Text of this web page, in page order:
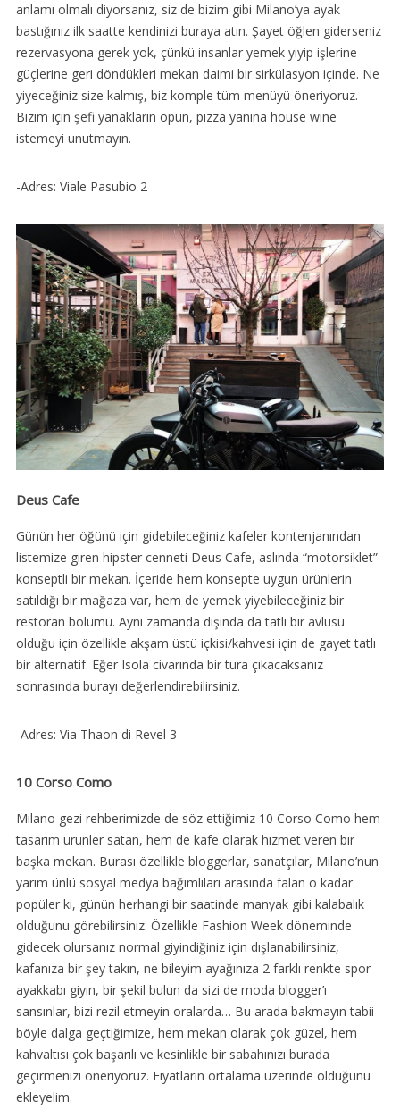
anlamı olmalı diyorsanız, siz de bizim gibi Milano’ya ayak
bastığınız ilk saatte kendinizi buraya atın. Şayet öğlen giderseniz
rezervasyona gerek yok, çünkü insanlar yemek yiyip işlerine
güçlerine geri döndükleri mekan daimi bir sirkülasyon içinde. Ne
yiyeceğiniz size kalmış, biz komple tüm menüyü öneriyoruz.
Bizim için şefi yanakların öpün, pizza yanına house wine
istemeyi unutmayın.
-Adres: Viale Pasubio 2
Deus Cafe
Günün her öğünü için gidebileceğiniz kafeler kontenjanından
listemize giren hipster cenneti Deus Cafe, aslında “motorsiklet”
konseptli bir mekan. İçeride hem konsepte uygun ürünlerin
satıldığı bir mağaza var, hem de yemek yiyebileceğiniz bir
restoran bölümü. Aynı zamanda dışında da tatlı bir avlusu
olduğu için özellikle akşam üstü içkisi/kahvesi için de gayet tatlı
bir alternatif. Eğer Isola civarında bir tura çıkacaksanız
sonrasında burayı değerlendirebilirsiniz.
-Adres: Via Thaon di Revel 3
10 Corso Como
Milano gezi rehberimizde de söz ettiğimiz 10 Corso Como hem
tasarım ürünler satan, hem de kafe olarak hizmet veren bir
başka mekan. Burası özellikle bloggerlar, sanatçılar, Milano’nun
yarım ünlü sosyal medya bağımlıları arasında falan o kadar
popüler ki, günün herhangi bir saatinde manyak gibi kalabalık
olduğunu görebilirsiniz. Özellikle Fashion Week döneminde
gidecek olursanız normal giyindiğiniz için dışlanabilirsiniz,
kafanıza bir şey takın, ne bileyim ayağınıza 2 farklı renkte spor
ayakkabı giyin, bir şekil bulun da sizi de moda blogger’ı
sansınlar, bizi rezil etmeyin oralarda… Bu arada bakmayın tabii
böyle dalga geçtiğimize, hem mekan olarak çok güzel, hem
kahvaltısı çok başarılı ve kesinlikle bir sabahınızı burada
geçirmenizi öneriyoruz. Fiyatların ortalama üzerinde olduğunu
ekleyelim.